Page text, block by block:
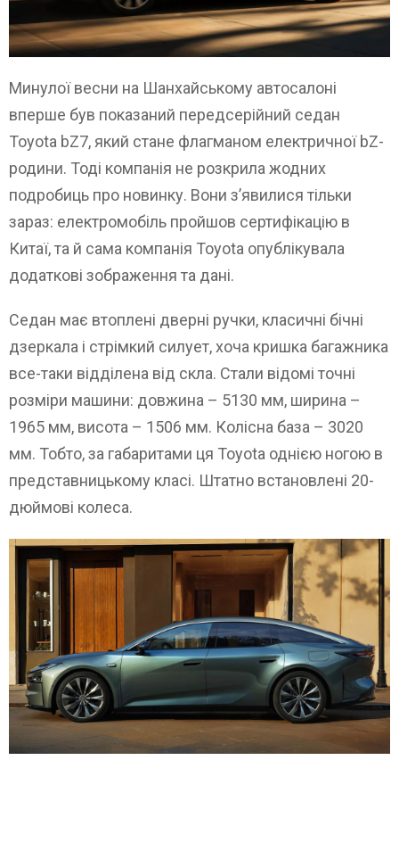
Минулої весни на Шанхайському автосалоні
вперше був показаний передсерійний седан
Toyota bZ7, який стане флагманом електричної bZ-
родини. Тоді компанія не розкрила жодних
подробиць про новинку. Вони з’явилися тільки
зараз: електромобіль пройшов сертифікацію в
Китаї, та й сама компанія Toyota опублікувала
додаткові зображення та дані.
Седан має втоплені дверні ручки, класичні бічні
дзеркала і стрімкий силует, хоча кришка багажника
все-таки відділена від скла. Стали відомі точні
розміри машини: довжина – 5130 мм, ширина –
1965 мм, висота – 1506 мм. Колісна база – 3020
мм. Тобто, за габаритами ця Toyota однією ногою в
представницькому класі. Штатно встановлені 20-
дюймові колеса.